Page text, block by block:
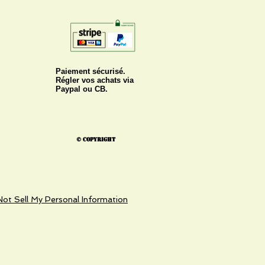
Paiement sécurisé.
Régler vos achats via
Paypal ou CB.
© Copyright
Sell My Personal Information